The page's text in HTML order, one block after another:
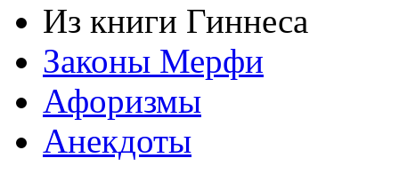
Из книги Гиннеса
Законы Мерфи
Афоризмы
Анекдоты